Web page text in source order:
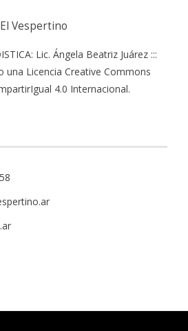
El Vespertino
Lic. Ángela Beatriz Juárez :::
una Licencia Creative Commons
4.0 Internacional.